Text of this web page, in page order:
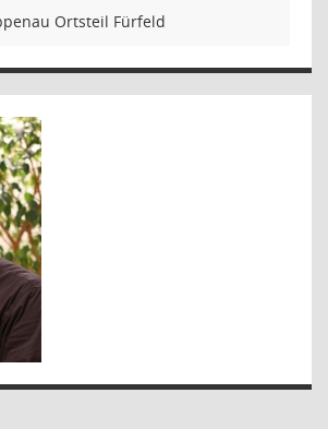
Ortsteil Fürfeld